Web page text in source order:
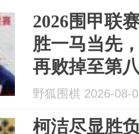
2026围甲联
胜一马当先
再败掉至第
野狐围棋 2026-08-
柯洁尽显胜